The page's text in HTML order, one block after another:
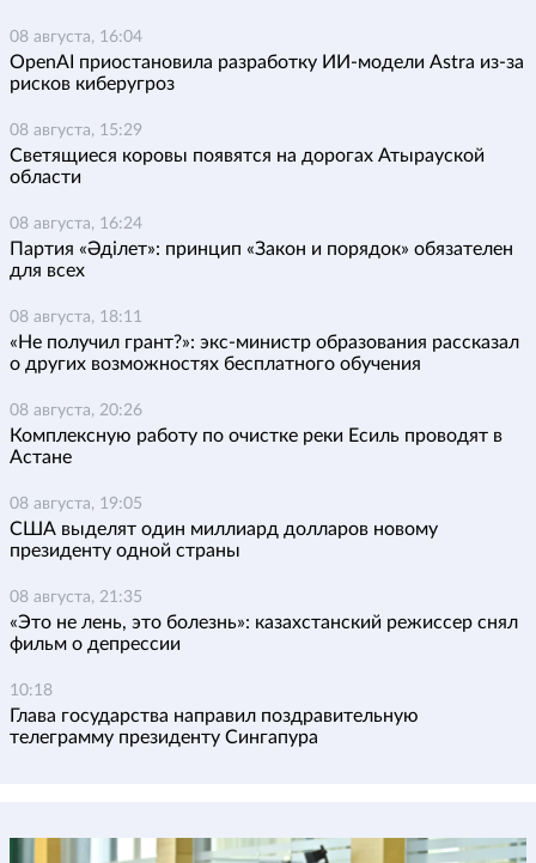
08 августа, 16:04
OpenAI приостановила разработку ИИ-модели Astra из-за
рисков киберугроз
08 августа, 15:29
Светящиеся коровы появятся на дорогах Атырауской
области
08 августа, 16:24
Партия «Әділет»: принцип «Закон и порядок» обязателен
для всех
08 августа, 18:11
«Не получил грант?»: экс-министр образования рассказал
о других возможностях бесплатного обучения
08 августа, 20:26
Комплексную работу по очистке реки Есиль проводят в
Астане
08 августа, 19:05
США выделят один миллиард долларов новому
президенту одной страны
08 августа, 21:35
«Это не лень, это болезнь»: казахстанский режиссер снял
фильм о депрессии
10:18
Глава государства направил поздравительную
телеграмму президенту Сингапура